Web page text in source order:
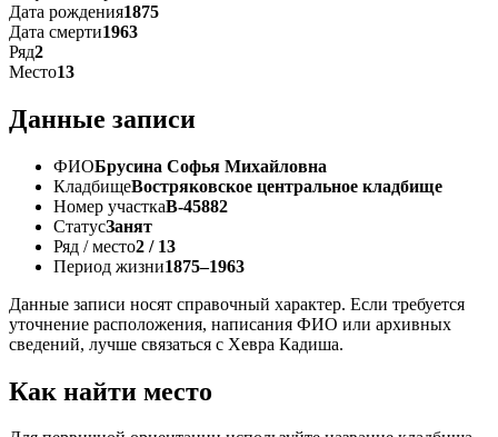
Дата рождения1875
Дата смерти1963
Ряд2
Место13
Данные записи
ФИОБрусина Софья Михайловна
КладбищеВостряковское центральное кладбище
Номер участкаВ-45882
СтатусЗанят
Ряд / место2 / 13
Период жизни1875–1963
Данные записи носят справочный характер. Если требуется
уточнение расположения, написания ФИО или архивных
сведений, лучше связаться с Хевра Кадиша.
Как найти место